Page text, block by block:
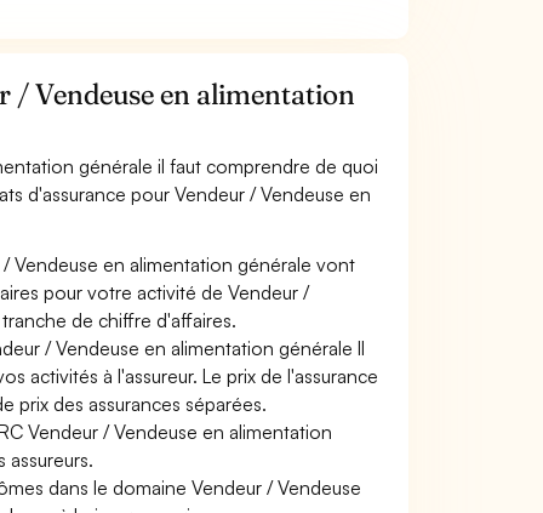
/ Vendeuse en alimentation
générale il faut comprendre de quoi
d'assurance pour Vendeur / Vendeuse en
Vendeuse en alimentation générale vont
pour votre activité de Vendeur /
de chiffre d'affaires.
/ Vendeuse en alimentation générale Il
activités à l'assureur. Le prix de l'assurance
prix des assurances séparées.
Vendeur / Vendeuse en alimentation
dans le domaine Vendeur / Vendeuse